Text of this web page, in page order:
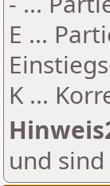
E ...
K ...
und